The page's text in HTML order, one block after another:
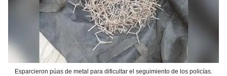
Esparcieron púas de metal para dificultar el seguimiento de los policías.